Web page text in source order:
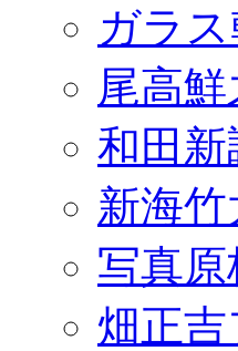
ガラ
尾高
和田
新海
写真
畑正